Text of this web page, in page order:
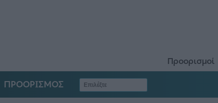
Προορισμοί
ΠΡΟΟΡΙΣΜΟΣ